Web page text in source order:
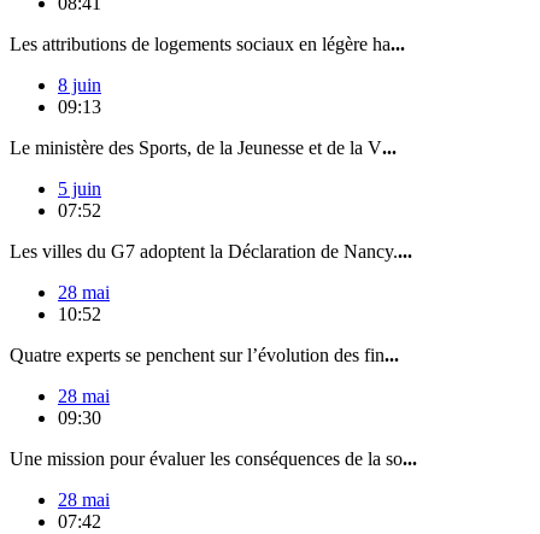
Les attributions de logements sociaux en légère ha...
8 juin
09:13
Le ministère des Sports, de la Jeunesse et de la V...
5 juin
07:52
Les villes du G7 adoptent la Déclaration de Nancy....
28 mai
10:52
Quatre experts se penchent sur l’évolution des fin...
28 mai
09:30
Une mission pour évaluer les conséquences de la so...
28 mai
07:42